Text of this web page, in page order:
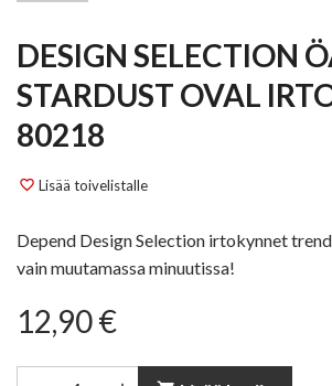
DESIGN SELECTION ÖADU
STARDUST OVAL
80218
favorite_border Lisää toivelistalle
Depend Design Selection irtokynnet
vain muutamassa minuutissa!
12,90 €